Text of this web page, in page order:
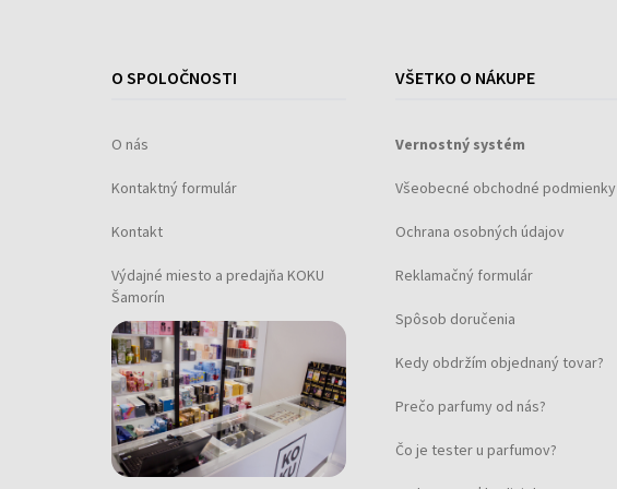
O SPOLOČNOSTI
O nás
Kontaktný formulár
Kontakt
Výdajné miesto a predajňa KOKU
Šamorín
VŠETKO O NÁKUPE
Vernostný systém
Všeobecné obchodné podmienky
Ochrana osobných údajov
Reklamačný formulár
Spôsob doručenia
Kedy obdržím objednaný tovar?
Prečo parfumy od nás?
Čo je tester u parfumov?